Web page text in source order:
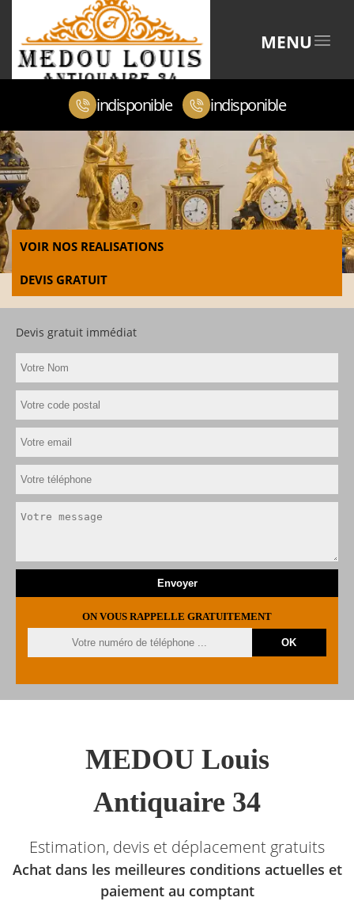
MENU
indisponible indisponible
VOIR NOS REALISATIONS
DEVIS GRATUIT
Devis gratuit immédiat
ON VOUS RAPPELLE GRATUITEMENT
MEDOU Louis
Antiquaire 34
Estimation, devis et déplacement gratuits
Achat dans les meilleures conditions actuelles et
paiement au comptant